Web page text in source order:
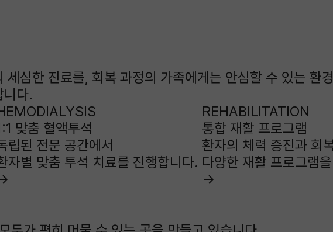
심한 진료를, 회복 과정의 가족에게는 안심할 수 있는 환
니다.
맞춤 혈액투석
립된 전문 공간에서
자별 맞춤 투석 치료를 진행합니다.
REHABILITATION
통합 재활 프로그램
환자의 체력 증진과 회
다양한 재활 프로그램
→